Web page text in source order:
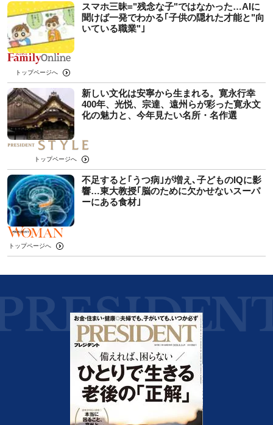
スマホ三昧="残念な子"ではなかった…AIに
聞けば一発でわかる｢子供の隠れた才能と"向
いている職業"｣
トップページへ
新しい文化は安寧から生まれる。寛永行幸
400年、光悦、宗達、遠州らが彩った寛永文
化の魅力と、今年見たい名所・名作選
トップページへ
不足すると｢うつ病｣が増え､子どものIQに影
響…東大教授｢脳のために欠かせないスーパ
ーにある食材｣
トップページへ